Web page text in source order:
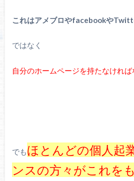
これはアメブロやfacebookや
ではなく
自分のホームページを持たなければ
でもほとんどの個人起
ンスの方々がこれを